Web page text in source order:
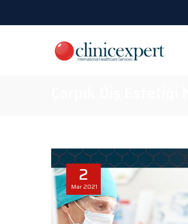
2
Mar 2021